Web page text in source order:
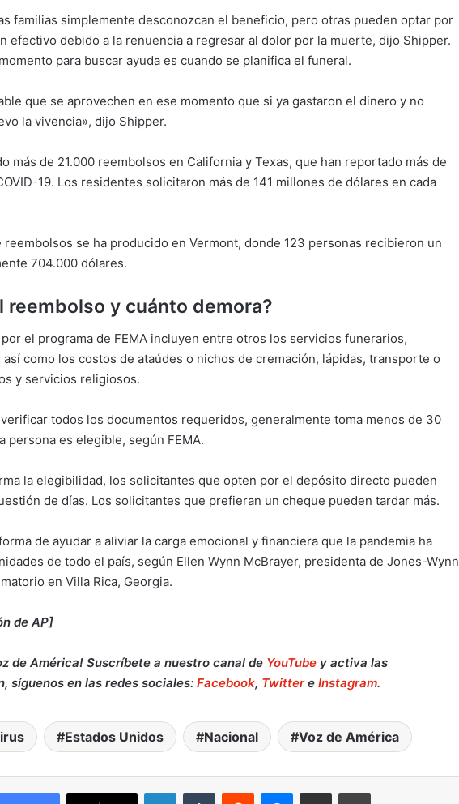
familias simplemente desconozcan el beneficio, pero otras pueden optar por
efectivo debido a la renuencia a regresar al dolor por la muerte, dijo Shipper.
para buscar ayuda es cuando se planifica el funeral.
que se aprovechen en ese momento que si ya gastaron el dinero y no
la vivencia», dijo Shipper.
más de 21.000 reembolsos en California y Texas, que han reportado más de
19. Los residentes solicitaron más de 141 millones de dólares en cada
reembolsos se ha producido en Vermont, donde 123 personas recibieron un
704.000 dólares.
reembolso y cuánto demora?
el programa de FEMA incluyen entre otros los servicios funerarios,
como los costos de ataúdes o nichos de cremación, lápidas, transporte o
y servicios religiosos.
todos los documentos requeridos, generalmente toma menos de 30
persona es elegible, según FEMA.
la elegibilidad, los solicitantes que opten por el depósito directo pueden
de días. Los solicitantes que prefieran un cheque pueden tardar más.
de ayudar a aliviar la carga emocional y financiera que la pandemia ha
de todo el país, según Ellen Wynn McBrayer, presidenta de Jones-Wynn
en Villa Rica, Georgia.
de AP]
de América! Suscríbete a nuestro canal de YouTube y activa las
síguenos en las redes sociales: Facebook, Twittere Instagram.
Estados Unidos Nacional Voz de América
Retiran del mercado fórmula para
botulismo infantil en EE. UU.: qué
hacer si la compraste en Target o en